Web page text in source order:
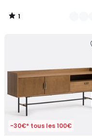
1
/
-30€* tous les 100€